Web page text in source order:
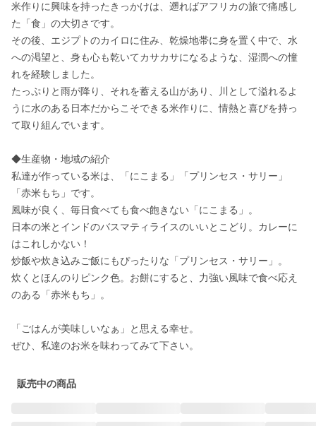
米作りに興味を持ったきっかけは、遡ればアフリカの旅で痛感し
た「食」の大切さです。
その後、エジプトのカイロに住み、乾燥地帯に身を置く中で、水
への渇望と、身も心も乾いてカサカサになるような、湿潤への憧
れを経験しました。
たっぷりと雨が降り、それを蓄える山があり、川として溢れるよ
うに水のある日本だからこそできる米作りに、情熱と喜びを持っ
て取り組んでいます。
◆生産物・地域の紹介
私達が作っている米は、「にこまる」「プリンセス・サリー」
「赤米もち」です。
風味が良く、毎日食べても食べ飽きない「にこまる」。
日本の米とインドのバスマティライスのいいとこどり。カレーに
はこれしかない！
炒飯や炊き込みご飯にもぴったりな「プリンセス・サリー」。
炊くとほんのりピンク色。お餅にすると、力強い風味で食べ応え
のある「赤米もち」。
「ごはんが美味しいなぁ」と思える幸せ。
ぜひ、私達のお米を味わってみて下さい。
販売中の商品